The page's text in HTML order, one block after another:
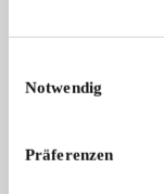
Notwendig
Präferenzen